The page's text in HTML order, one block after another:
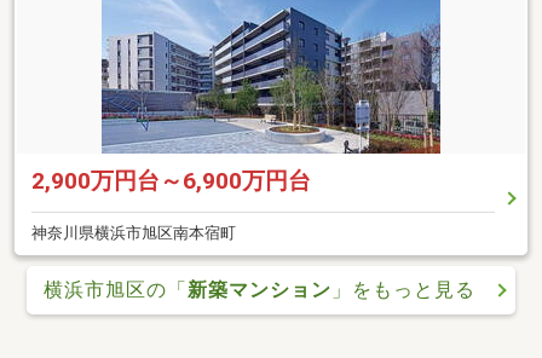
2,900万円台～6,900万円台
神奈川県横浜市旭区南本宿町
横浜市旭区の「新築マンション 」をもっと見る